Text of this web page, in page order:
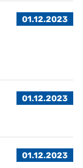
01.12.2023
01.12.2023
01.12.2023